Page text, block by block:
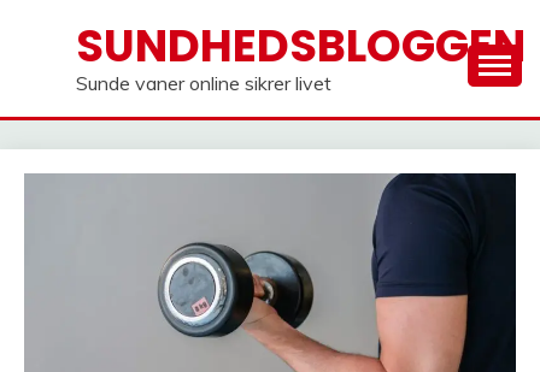
SUNDHEDSBLOGGEN
Sunde vaner online sikrer livet